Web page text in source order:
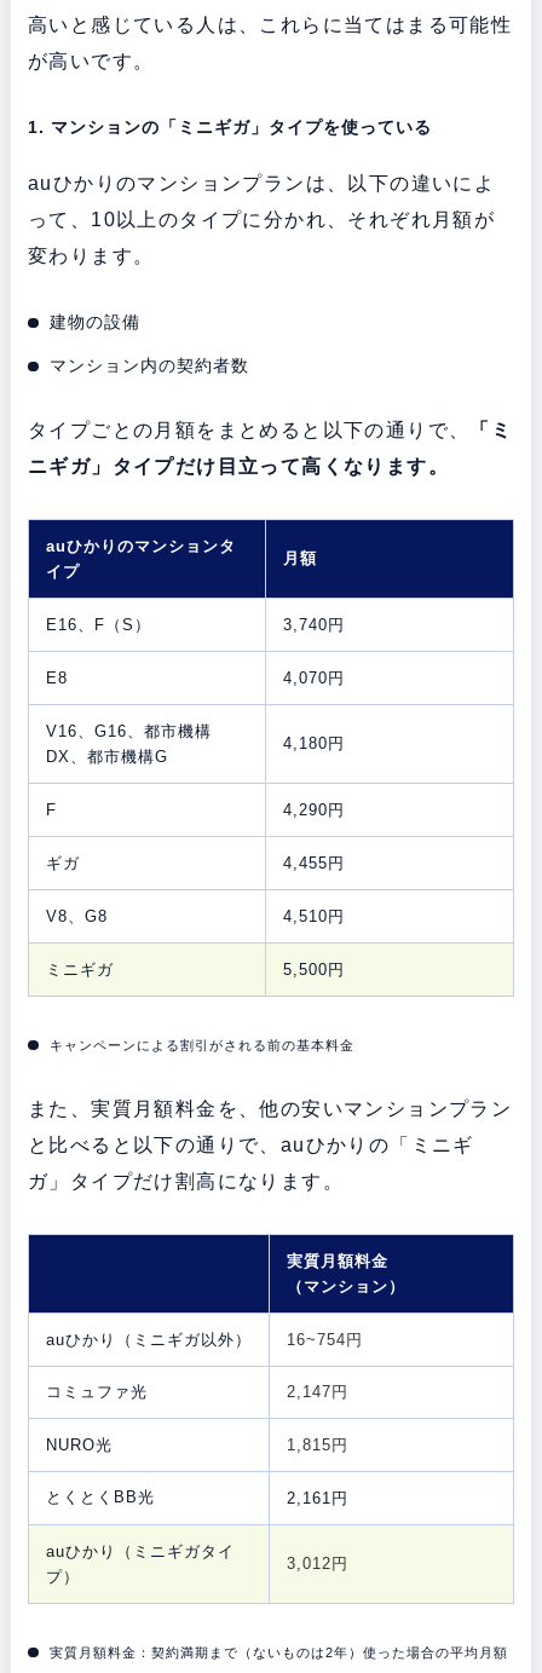
高いと感じている人は、これらに当てはまる可能性
が高いです。
1. マンションの「ミニギガ」タイプを使っている
auひかりのマンションプランは、以下の違いによ
って、10以上のタイプに分かれ、それぞれ月額が
変わります。
建物の設備
マンション内の契約者数
タイプごとの月額をまとめると以下の通りで、
「ミ
ニギガ」タイプだけ目立って高くなります。
auひかりのマンションタ
イプ
月額
E16、F（S） 3,740円
E8 4,070円
V16、G16、都市機構
DX、都市機構G
4,180円
F 4,290円
ギガ 4,455円
V8、G8 4,510円
ミニギガ 5,500円
キャンペーンによる割引がされる前の基本料金
また、実質月額料金を、他の安いマンションプラン
と比べると以下の通りで、auひかりの「ミニギ
ガ」タイプだけ割高になります。
実質月額料金
（マンション）
auひかり（ミニギガ以外） 16~754円
コミュファ光 2,147円
NURO光 1,815円
とくとくBB光 2,161円
auひかり（ミニギガタイ
プ）
3,012円
実質月額料金：契約満期まで（ないものは2年）使った場合の平均月額